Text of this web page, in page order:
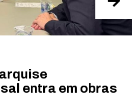
entra em obras